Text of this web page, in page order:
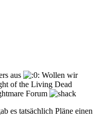
aus
Wollen wir
of the Living Dead
Forum
es tatsächlich Pläne einen